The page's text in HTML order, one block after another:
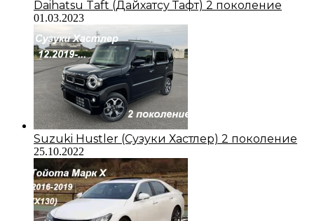
Daihatsu Taft (Дайхатсу Тафт) 2 поколение
01.03.2023
Suzuki Hustler (Сузуки Хастлер) 2 поколение
25.10.2022